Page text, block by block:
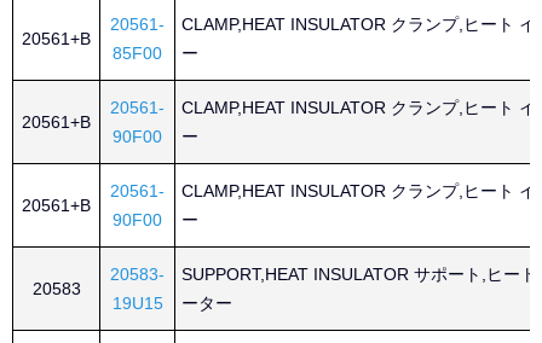
20561+B
20561-
85F00
CLAMP,HEAT INSULATOR クランプ,ヒート
ー
20561+B
20561-
90F00
CLAMP,HEAT INSULATOR クランプ,ヒート
ー
20561+B
20561-
90F00
CLAMP,HEAT INSULATOR クランプ,ヒート
ー
20583
20583-
19U15
SUPPORT,HEAT INSULATOR サポート,ヒー
ーター